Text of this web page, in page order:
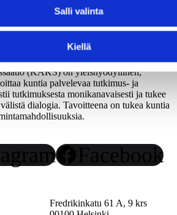
Salli valinta
Kiellä
tarkasteltava kulttuuritoimintaansa
(KAKS) on yleishyödyllinen,
kuntia palvelevaa tutkimus- ja
tutkimuksesta monikanavaisesti ja tukee
dialogia. Tavoitteena on tukea kuntia
Facebook
Fredrikinkatu 61 A, 9 krs